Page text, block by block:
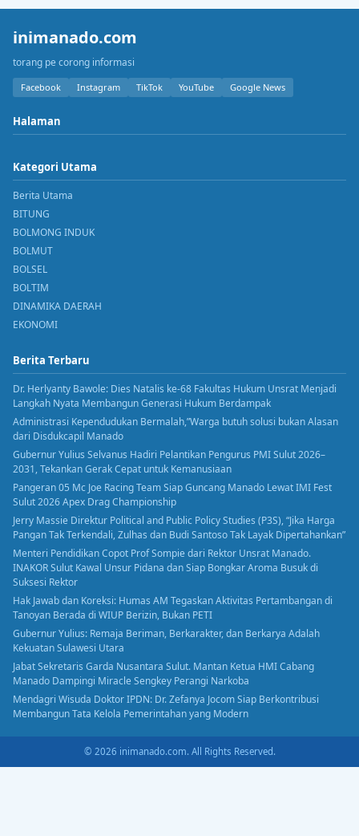
inimanado.com
torang pe corong informasi
Facebook Instagram TikTok YouTube Google News
Halaman
Kategori Utama
Berita Utama
BITUNG
BOLMONG INDUK
BOLMUT
BOLSEL
BOLTIM
DINAMIKA DAERAH
EKONOMI
Berita Terbaru
Dr. Herlyanty Bawole: Dies Natalis ke-68 Fakultas Hukum Unsrat Menjadi
Langkah Nyata Membangun Generasi Hukum Berdampak
Administrasi Kependudukan Bermalah,”Warga butuh solusi bukan Alasan
dari Disdukcapil Manado
Gubernur Yulius Selvanus Hadiri Pelantikan Pengurus PMI Sulut 2026–
2031, Tekankan Gerak Cepat untuk Kemanusiaan
Pangeran 05 Mc Joe Racing Team Siap Guncang Manado Lewat IMI Fest
Sulut 2026 Apex Drag Championship
Jerry Massie Direktur Political and Public Policy Studies (P3S), “Jika Harga
Pangan Tak Terkendali, Zulhas dan Budi Santoso Tak Layak Dipertahankan”
Menteri Pendidikan Copot Prof Sompie dari Rektor Unsrat Manado.
INAKOR Sulut Kawal Unsur Pidana dan Siap Bongkar Aroma Busuk di
Suksesi Rektor
Hak Jawab dan Koreksi: Humas AM Tegaskan Aktivitas Pertambangan di
Tanoyan Berada di WIUP Berizin, Bukan PETI
Gubernur Yulius: Remaja Beriman, Berkarakter, dan Berkarya Adalah
Kekuatan Sulawesi Utara
Jabat Sekretaris Garda Nusantara Sulut. Mantan Ketua HMI Cabang
Manado Dampingi Miracle Sengkey Perangi Narkoba
Mendagri Wisuda Doktor IPDN: Dr. Zefanya Jocom Siap Berkontribusi
Membangun Tata Kelola Pemerintahan yang Modern
© 2026 inimanado.com. All Rights Reserved.